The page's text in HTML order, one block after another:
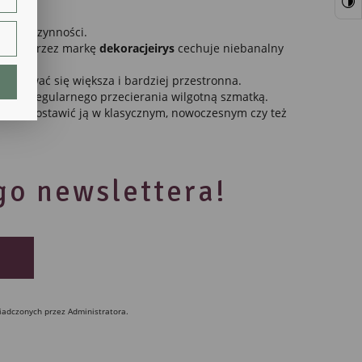
czynności.
przez markę dekoracjeiryscechuje niebanalny
się większa i bardziej przestronna.
regularnego przecierania wilgotną szmatką.
postawić ją w klasycznym, nowoczesnym czy też
newslettera!
przez Administratora.